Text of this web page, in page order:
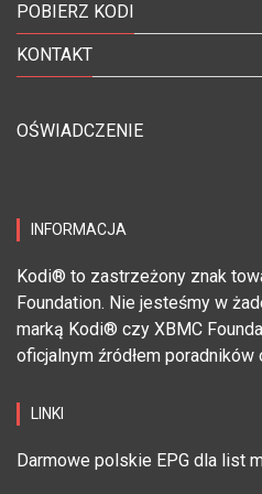
POBIERZ KODI
KONTAKT
OŚWIADCZENIE
INFORMACJA
Kodi® to zastrzeżony znak
Foundation. Nie jesteśmy w
marką Kodi® czy XBMC
oficjalnym źródłem
LINKI
Darmowe polskie EPG dla list